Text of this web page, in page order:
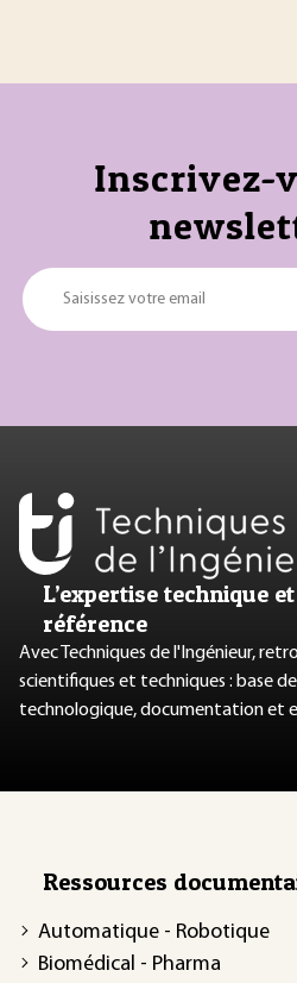
Inscrivez-
Saisissez votre email
L’expertise technique
référence
Avec Techniques de l'Ingénieur,
scientifiques et techniques : base
technologique, documentation et
Ressources
Automatique - Robotique
Biomédical - Pharma